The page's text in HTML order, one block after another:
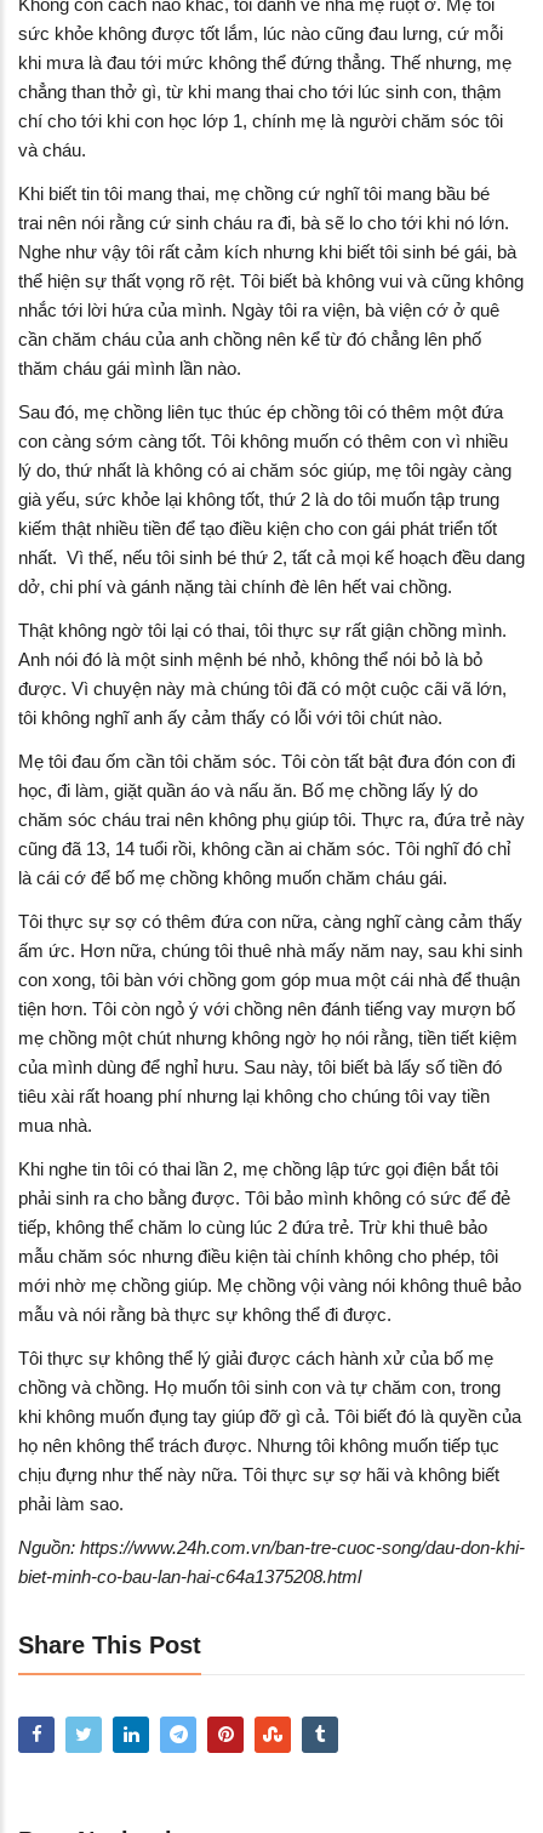
sức khỏe không được tốt lắm, lúc nào cũng đau lưng, cứ mỗi
khi mưa là đau tới mức không thể đứng thẳng. Thế nhưng, mẹ
chẳng than thở gì, từ khi mang thai cho tới lúc sinh con, thậm
chí cho tới khi con học lớp 1, chính mẹ là người chăm sóc tôi
và cháu.
Khi biết tin tôi mang thai, mẹ chồng cứ nghĩ tôi mang bầu bé
trai nên nói rằng cứ sinh cháu ra đi, bà sẽ lo cho tới khi nó lớn.
Nghe như vậy tôi rất cảm kích nhưng khi biết tôi sinh bé gái, bà
thể hiện sự thất vọng rõ rệt. Tôi biết bà không vui và cũng không
nhắc tới lời hứa của mình. Ngày tôi ra viện, bà viện cớ ở quê
cần chăm cháu của anh chồng nên kể từ đó chẳng lên phố
thăm cháu gái mình lần nào.
Sau đó, mẹ chồng liên tục thúc ép chồng tôi có thêm một đứa
con càng sớm càng tốt. Tôi không muốn có thêm con vì nhiều
lý do, thứ nhất là không có ai chăm sóc giúp, mẹ tôi ngày càng
già yếu, sức khỏe lại không tốt, thứ 2 là do tôi muốn tập trung
kiếm thật nhiều tiền để tạo điều kiện cho con gái phát triển tốt
nhất. Vì thế, nếu tôi sinh bé thứ 2, tất cả mọi kế hoạch đều dang
dở, chi phí và gánh nặng tài chính đè lên hết vai chồng.
Thật không ngờ tôi lại có thai, tôi thực sự rất giận chồng mình.
Anh nói đó là một sinh mệnh bé nhỏ, không thể nói bỏ là bỏ
được. Vì chuyện này mà chúng tôi đã có một cuộc cãi vã lớn,
tôi không nghĩ anh ấy cảm thấy có lỗi với tôi chút nào.
Mẹ tôi đau ốm cần tôi chăm sóc. Tôi còn tất bật đưa đón con đi
học, đi làm, giặt quần áo và nấu ăn. Bố mẹ chồng lấy lý do
chăm sóc cháu trai nên không phụ giúp tôi. Thực ra, đứa trẻ này
cũng đã 13, 14 tuổi rồi, không cần ai chăm sóc. Tôi nghĩ đó chỉ
là cái cớ để bố mẹ chồng không muốn chăm cháu gái.
Tôi thực sự sợ có thêm đứa con nữa, càng nghĩ càng cảm thấy
ấm ức. Hơn nữa, chúng tôi thuê nhà mấy năm nay, sau khi sinh
con xong, tôi bàn với chồng gom góp mua một cái nhà để thuận
tiện hơn. Tôi còn ngỏ ý với chồng nên đánh tiếng vay mượn bố
mẹ chồng một chút nhưng không ngờ họ nói rằng, tiền tiết kiệm
của mình dùng để nghỉ hưu. Sau này, tôi biết bà lấy số tiền đó
tiêu xài rất hoang phí nhưng lại không cho chúng tôi vay tiền
mua nhà.
Khi nghe tin tôi có thai lần 2, mẹ chồng lập tức gọi điện bắt tôi
phải sinh ra cho bằng được. Tôi bảo mình không có sức để đẻ
tiếp, không thể chăm lo cùng lúc 2 đứa trẻ. Trừ khi thuê bảo
mẫu chăm sóc nhưng điều kiện tài chính không cho phép, tôi
mới nhờ mẹ chồng giúp. Mẹ chồng vội vàng nói không thuê bảo
mẫu và nói rằng bà thực sự không thể đi được.
Tôi thực sự không thể lý giải được cách hành xử của bố mẹ
chồng và chồng. Họ muốn tôi sinh con và tự chăm con, trong
khi không muốn đụng tay giúp đỡ gì cả. Tôi biết đó là quyền của
họ nên không thể trách được. Nhưng tôi không muốn tiếp tục
chịu đựng như thế này nữa. Tôi thực sự sợ hãi và không biết
phải làm sao.
Nguồn: https://www.24h.com.vn/ban-tre-cuoc-song/dau-don-khi-
biet-minh-co-bau-lan-hai-c64a1375208.html
Share This Post